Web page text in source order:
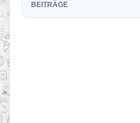
BEITRÄGE